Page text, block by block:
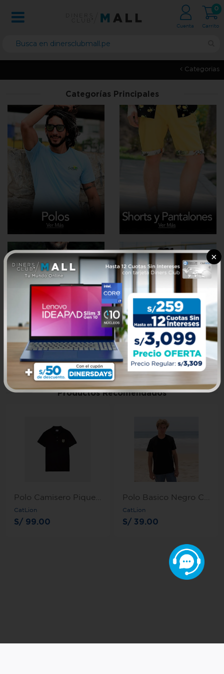
Cuenta Carrito
0
Categorias
Categorías Principales
Productos Recomendados
CatLion
S/ 99.00
CatLion
S/ 39.00
×